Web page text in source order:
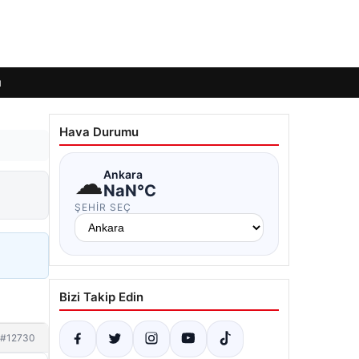
#12730
Hava Durumu
☁Ankara
NaN°C
ŞEHIR SEÇ
Bizi Takip Edin